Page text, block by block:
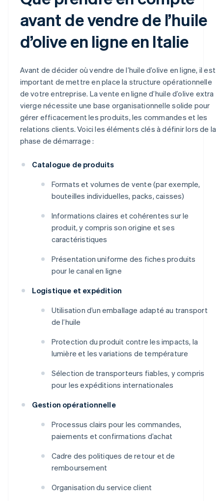
avant de vendre de l’huile
d’olive en ligne en Italie
Avant de décider où vendre de l’huile d’olive en ligne, il est
important de mettre en place la structure opérationnelle
de votre entreprise. La vente en ligne d’huile d’olive extra
vierge nécessite une base organisationnelle solide pour
gérer efficacement les produits, les commandes et les
relations clients. Voici les éléments clés à définir lors de la
phase de démarrage :
Catalogue de produits
Formats et volumes de vente (par exemple,
bouteilles individuelles, packs, caisses)
Informations claires et cohérentes sur le
produit, y compris son origine et ses
caractéristiques
Présentation uniforme des fiches produits
pour le canal en ligne
Logistique et expédition
Utilisation d’un emballage adapté au transport
de l’huile
Protection du produit contre les impacts, la
lumière et les variations de température
Sélection de transporteurs fiables, y compris
pour les expéditions internationales
Gestion opérationnelle
Processus clairs pour les commandes,
paiements et confirmations d’achat
Cadre des politiques de retour et de
remboursement
Organisation du service client